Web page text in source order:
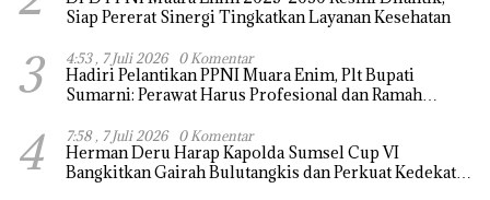
Siap Pererat Sinergi Tingkatkan Layanan Kesehatan
3 4:53 , 7 Juli 2026 0 Komentar
Hadiri Pelantikan PPNI Muara Enim, Plt Bupati
Sumarni: Perawat Harus Profesional dan Ramah
4 7:58 , 7 Juli 2026 0 Komentar
Herman Deru Harap Kapolda Sumsel Cup VI
Bangkitkan Gairah Bulutangkis dan Perkuat Kedekatan